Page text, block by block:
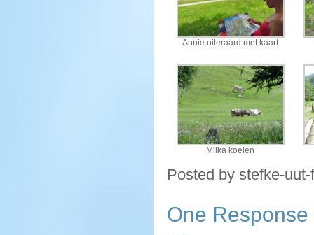
Annie uiteraard met kaart
Milka koeien
Posted by stefke-
One Response